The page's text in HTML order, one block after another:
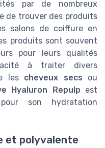
par de nombreux
de trouver des produits
salons de coiffure en
produits sont souvent
pour leurs qualités
à traiter divers
les cheveux secs ou
Hyaluron Repulp est
son hydratation
et polyvalente